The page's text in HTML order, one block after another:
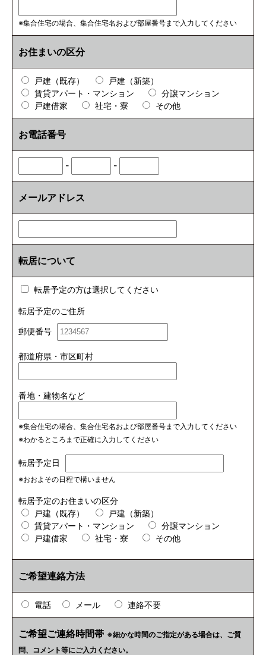
※集合住宅の場合、集合住宅名および部屋番号まで入力してください
お住まいの区分
戸建（既存）
戸建（新築）
賃貸アパート・マンション
分譲マンション
戸建借家
社宅・寮 その他
お電話番号
- -
メールアドレス
転居について
転居予定の方は選択してください
転居予定のご住所
郵便番号
都道府県・市区町村
番地・建物名など
※集合住宅の場合、集合住宅名および部屋番号まで入力してください
※わかるところまで正確に入力してください
転居予定日
※おおよその日程で構いません
転居予定のお住まいの区分
戸建（既存）
戸建（新築）
賃貸アパート・マンション
分譲マンション
戸建借家
社宅・寮 その他
ご希望連絡方法
電話 メール 連絡不要
ご希望ご連絡時間帯 ※細かな時間のご指定がある場合は、ご質
問、コメント等にご入力ください。